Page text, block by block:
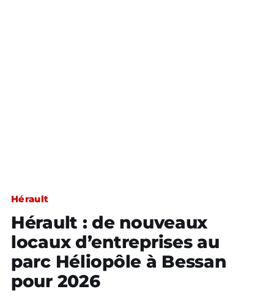
Hérault
Hérault : de nouveaux
locaux d’entreprises au
parc Héliopôle à Bessan
pour 2026